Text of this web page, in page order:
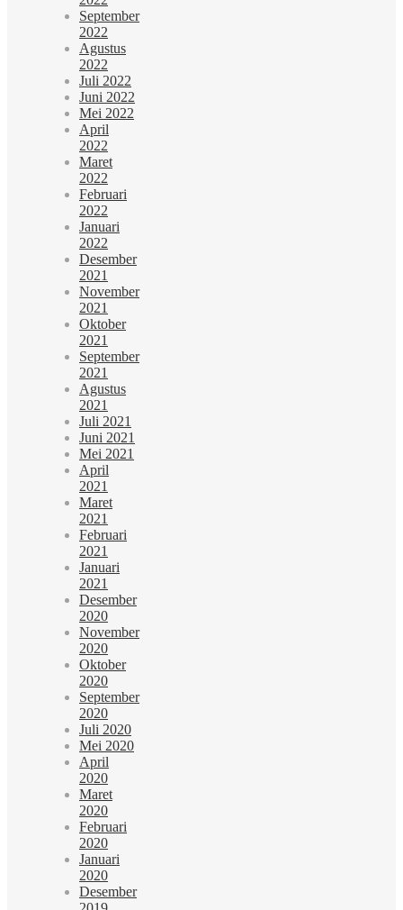
September
2022
Agustus
2022
Juli 2022
Juni 2022
Mei 2022
April
2022
Maret
2022
Februari
2022
Januari
2022
Desember
2021
November
2021
Oktober
2021
September
2021
Agustus
2021
Juli 2021
Juni 2021
Mei 2021
April
2021
Maret
2021
Februari
2021
Januari
2021
Desember
2020
November
2020
Oktober
2020
September
2020
Juli 2020
Mei 2020
April
2020
Maret
2020
Februari
2020
Januari
2020
Desember